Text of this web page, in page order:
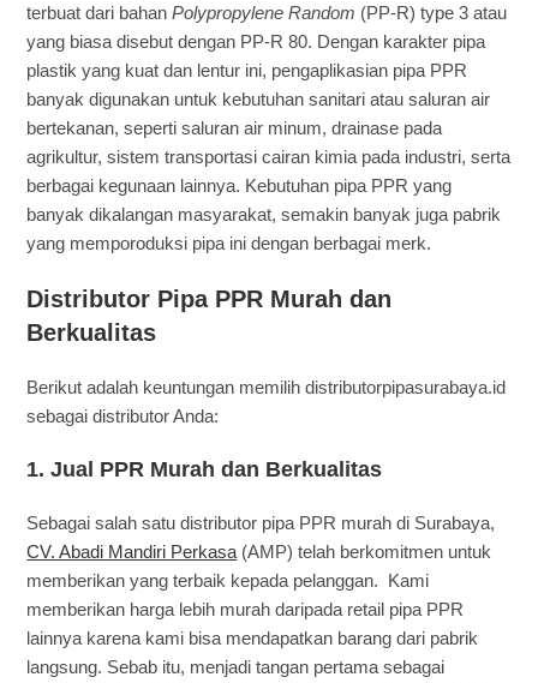
terbuat dari bahanPolypropylene Random (PP-R) type 3 atau
yang biasa disebut dengan PP-R 80. Dengan karakter pipa
plastik yang kuat dan lentur ini, pengaplikasian pipa PPR
banyak digunakan untuk kebutuhan sanitari atau saluran air
bertekanan, seperti saluran air minum, drainase pada
agrikultur, sistem transportasi cairan kimia pada industri, serta
berbagai kegunaan lainnya. Kebutuhan pipa PPR yang
banyak dikalangan masyarakat, semakin banyak juga pabrik
yang memporoduksi pipa ini dengan berbagai merk.
Distributor Pipa PPR Murah dan
Berkualitas
Berikut adalah keuntungan memilih distributorpipasurabaya.id
sebagai distributor Anda:
1. Jual PPR Murah dan Berkualitas
Sebagai salah satu distributor pipa PPR murah di Surabaya,
CV. Abadi Mandiri Perkasa (AMP) telah berkomitmen untuk
memberikan yang terbaik kepada pelanggan. Kami
memberikan harga lebih murah daripada retail pipa PPR
lainnya karena kami bisa mendapatkan barang dari pabrik
langsung. Sebab itu, menjadi tangan pertama sebagai